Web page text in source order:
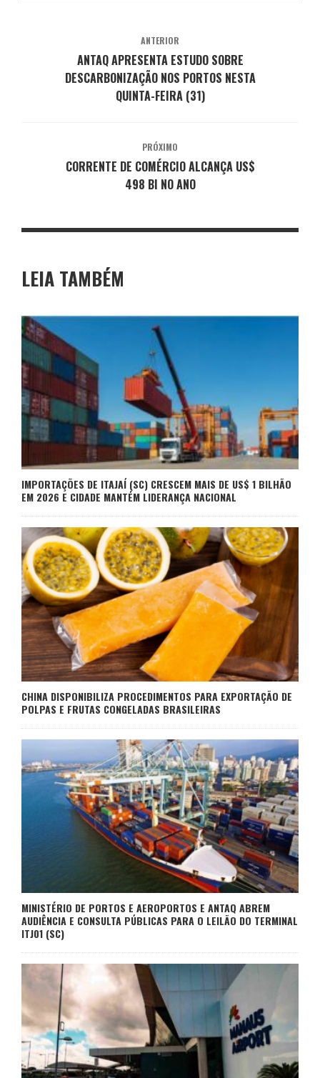
ANTERIOR
ANTAQ APRESENTA ESTUDO SOBRE
DESCARBONIZAÇÃO NOS PORTOS NESTA
QUINTA-FEIRA (31)
PRÓXIMO
CORRENTE DE COMÉRCIO ALCANÇA US$
498 BI NO ANO
LEIA TAMBÉM
IMPORTAÇÕES DE ITAJAÍ (SC) CRESCEM MAIS DE US$ 1 BILHÃO
EM 2026 E CIDADE MANTÉM LIDERANÇA NACIONAL
CHINA DISPONIBILIZA PROCEDIMENTOS PARA EXPORTAÇÃO DE
POLPAS E FRUTAS CONGELADAS BRASILEIRAS
MINISTÉRIO DE PORTOS E AEROPORTOS E ANTAQ ABREM
AUDIÊNCIA E CONSULTA PÚBLICAS PARA O LEILÃO DO TERMINAL
ITJ01 (SC)